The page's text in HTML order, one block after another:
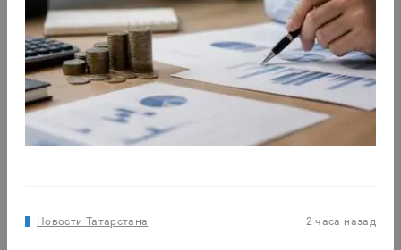
Новости Татарстана 2 часа назад